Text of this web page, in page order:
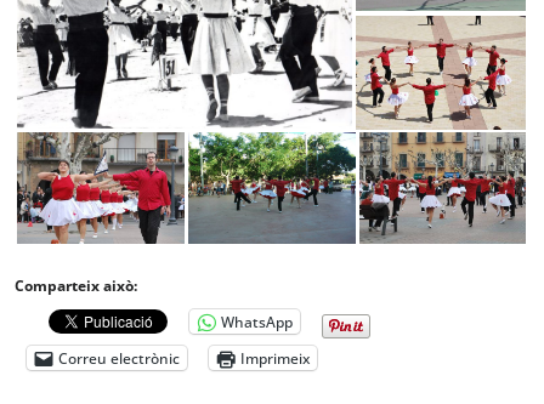
Comparteix això:
WhatsApp
Correu electrònic
Imprimeix